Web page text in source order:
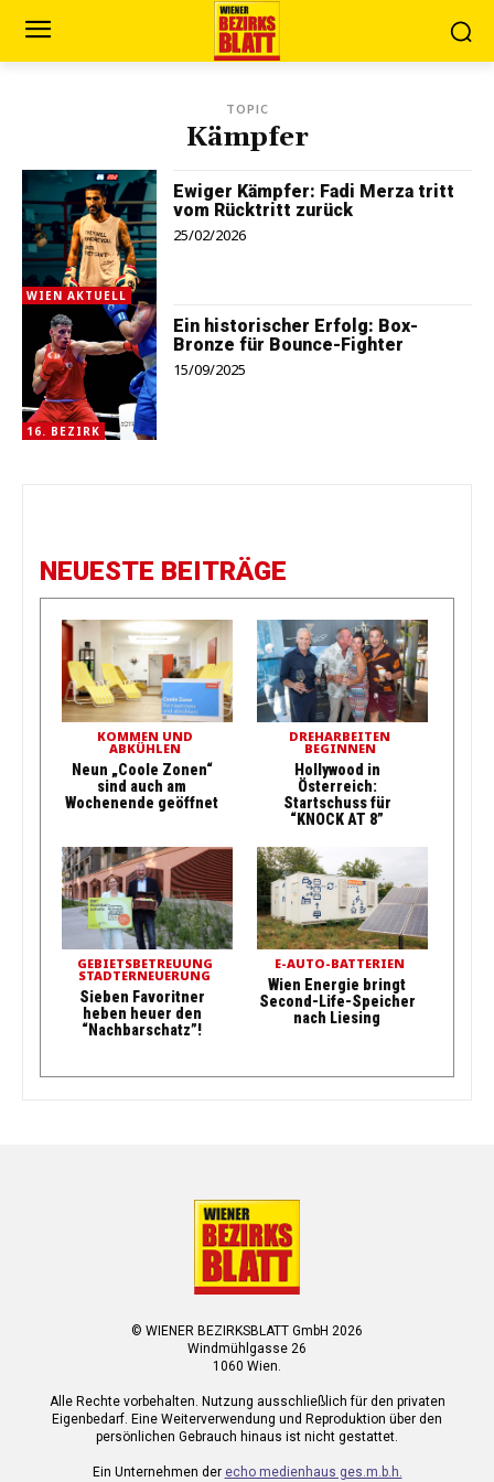
TOPIC
Kämpfer
WIEN AKTUELL
Ewiger Kämpfer: Fadi Merza tritt
vom Rücktritt zurück
25/02/2026
16. BEZIRK
Ein historischer Erfolg: Box-
Bronze für Bounce-Fighter
15/09/2025
NEUESTE BEITRÄGE
KOMMEN UND
ABKÜHLEN
Neun „Coole Zonen“
sind auch am
Wochenende geöffnet
DREHARBEITEN
BEGINNEN
Hollywood in
Österreich:
Startschuss für
“KNOCK AT 8”
GEBIETSBETREUUNG
STADTERNEUERUNG
Sieben Favoritner
heben heuer den
“Nachbarschatz”!
E-AUTO-BATTERIEN
Wien Energie bringt
Second-Life-Speicher
nach Liesing
© WIENER BEZIRKSBLATT GmbH 2026
Windmühlgasse 26
1060 Wien.
Alle Rechte vorbehalten. Nutzung ausschließlich für den privaten
Eigenbedarf. Eine Weiterverwendung und Reproduktion über den
persönlichen Gebrauch hinaus ist nicht gestattet.
Ein Unternehmen der echo medienhaus ges.m.b.h.